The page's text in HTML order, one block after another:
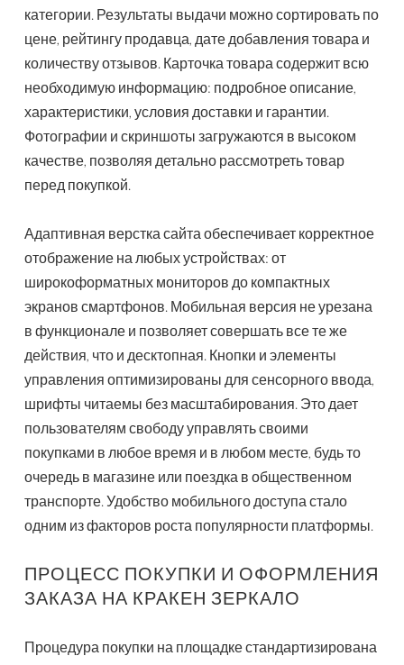
категории. Результаты выдачи можно сортировать по
цене, рейтингу продавца, дате добавления товара и
количеству отзывов. Карточка товара содержит всю
необходимую информацию: подробное описание,
характеристики, условия доставки и гарантии.
Фотографии и скриншоты загружаются в высоком
качестве, позволяя детально рассмотреть товар
перед покупкой.
Адаптивная верстка сайта обеспечивает корректное
отображение на любых устройствах: от
широкоформатных мониторов до компактных
экранов смартфонов. Мобильная версия не урезана
в функционале и позволяет совершать все те же
действия, что и десктопная. Кнопки и элементы
управления оптимизированы для сенсорного ввода,
шрифты читаемы без масштабирования. Это дает
пользователям свободу управлять своими
покупками в любое время и в любом месте, будь то
очередь в магазине или поездка в общественном
транспорте. Удобство мобильного доступа стало
одним из факторов роста популярности платформы.
ПРОЦЕСС ПОКУПКИ И ОФОРМЛЕНИЯ
ЗАКАЗА НА КРАКЕН ЗЕРКАЛО
Процедура покупки на площадке стандартизирована